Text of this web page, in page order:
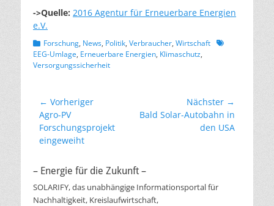
->Quelle: 2016 Agentur für Erneuerbare Energien
e.V.
Kategorien
Forschung, News, Politik, Verbraucher, Wirtschaft Schlagworte
EEG-Umlage, Erneuerbare Energien, Klimaschutz,
Versorgungssicherheit
Beitragsnavigation
← Vorheriger
Vorheriger
Beitrag:
Agro-PV
Forschungsprojekt
eingeweiht
Nächster →
Nächster
Bald Solar-Autobahn in
den USA
– Energie für die Zukunft –
SOLARIFY, das unabhängige Informationsportal für
Nachhaltigkeit, Kreislaufwirtschaft,